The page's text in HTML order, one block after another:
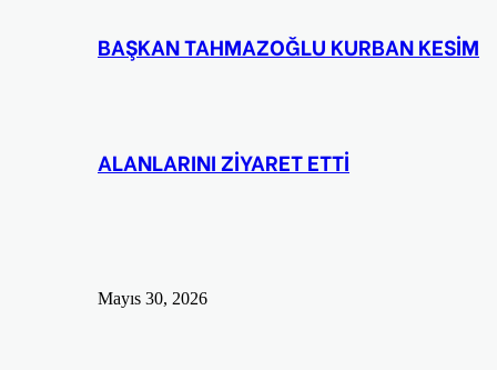
BAŞKAN TAHMAZOĞLU KURBAN KESİM
ALANLARINI ZİYARET ETTİ
Mayıs 30, 2026